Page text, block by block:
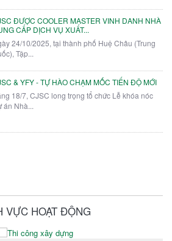
ĐƯỢC COOLER MASTER VINH DANH NHÀ
CẤP DỊCH VỤ XUẤT...
24/10/2025, tại thành phố Huệ Châu (Trung
Tập...
& YFY - TỰ HÀO CHẠM MỐC TIẾN ĐỘ MỚI
18/7, CJSC long trọng tổ chức Lễ khóa nóc
án Nhà...
VỰC HOẠT ĐỘNG